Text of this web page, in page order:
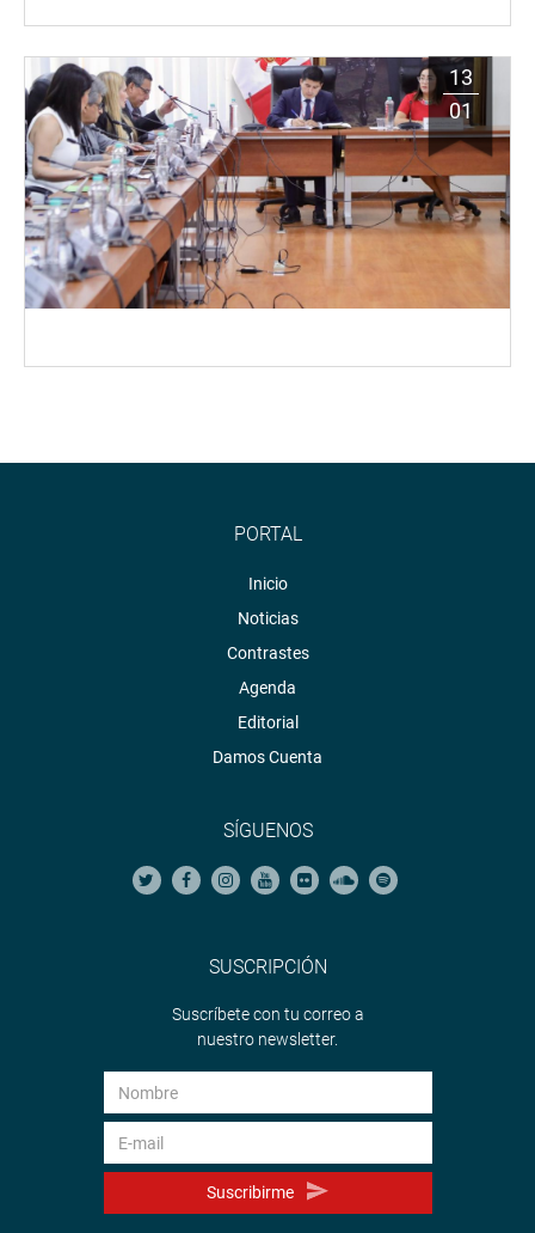
13
01
PORTAL
Inicio
Noticias
Contrastes
Agenda
Editorial
Damos Cuenta
SÍGUENOS
SUSCRIPCIÓN
Suscríbete con tu correo a
nuestro newsletter.
Suscribirme